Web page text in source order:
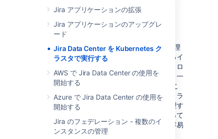
Jira アプリケーションの拡張
Jira アプリケーションのアップグレ
ード
Jira Data Center を Kubernetes ク
ラスタで実行する
AWS で Jira Data Center の使用を
開始する
Azure で Jira Data Center の使用を
開始する
Jira のフェデレーション - 複数のイ
ンスタンスの管理
ご確認ください。
機能の仕組み
Kubernetes はコンテナー化されたアプリの管理
を自動化します。コンテナーおよび基盤となるイ
ンフラストラクチャを管理し、スケーリング、ロ
ールアウト、ロールバックなどを自動化する、一
元的なコントロール プレーンを提供します。こ
のプラットフォームは基盤となるインフラストラ
クチャを抽象化し、コンテナーとアプリを管理す
る統合的な方法を提供するため、開発者にとって
はアプリの大規模な構築、デプロイ、実行が容易
になります。